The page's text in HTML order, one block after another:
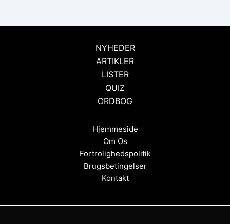
NYHEDER
ARTIKLER
LISTER
QUIZ
ORDBOG
Hjemmeside
Om Os
Fortrolighedspolitik
Brugsbetingelser
Kontakt